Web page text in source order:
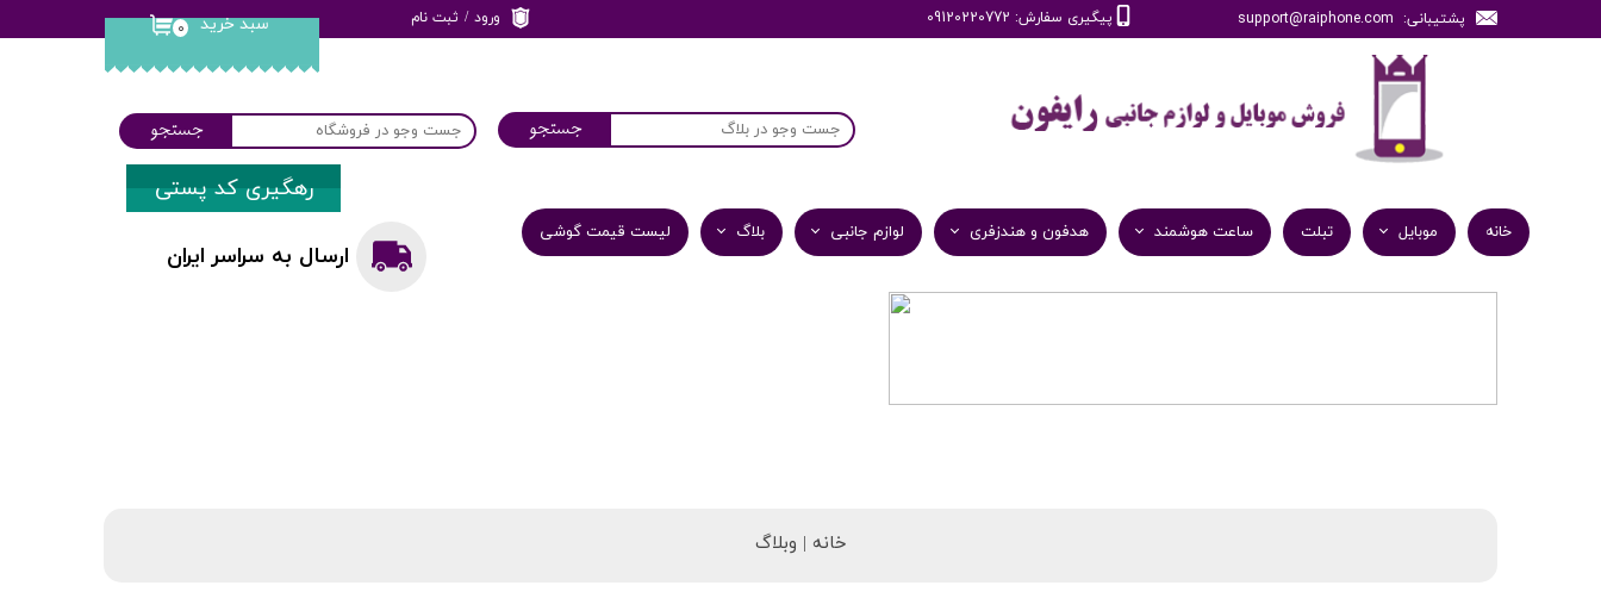
پشتیبانی: support@raiphone.com پیگیری سفارش: 09120220772 ۰ سبد خرید ورود / ثبت نام
سفارشات
خانه
موبایل تبلت ساعت هوشمند هدفون و هندزفری لوازم جانبی بلاگ لیست قیمت گوشی
جستجو جستجو
ارسال به سراسر ایران
رهگیری کد پستی
خانه | وبلاگ